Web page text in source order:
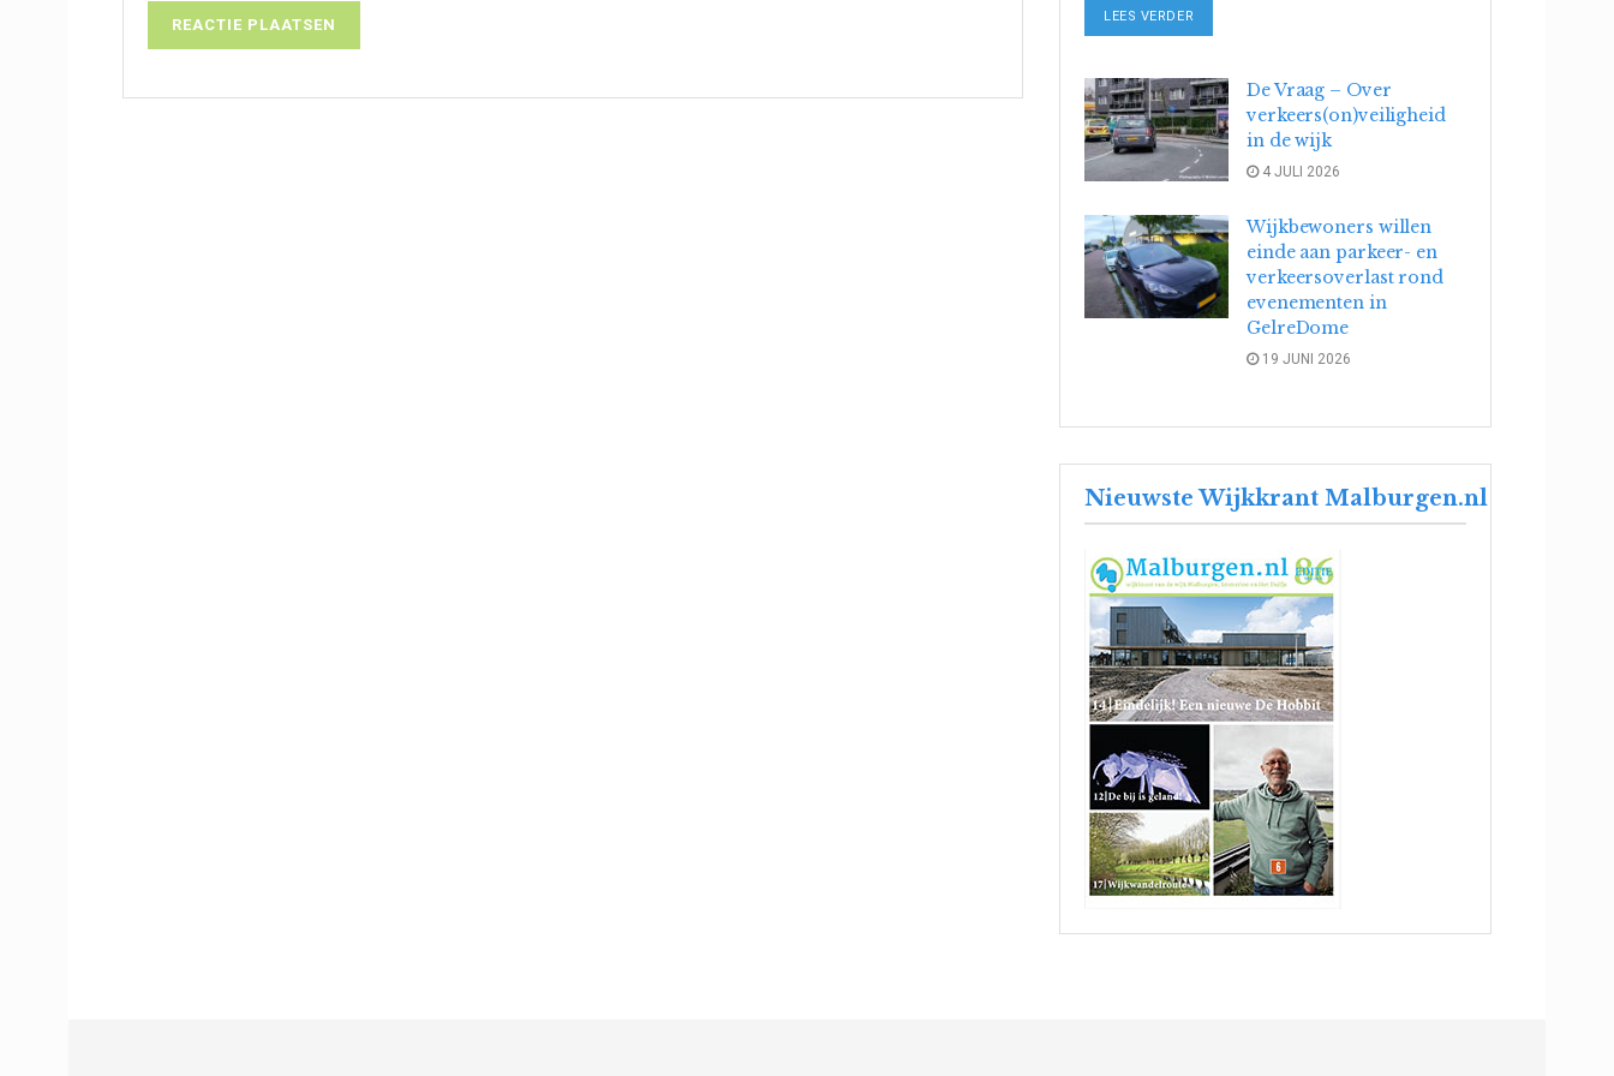
LEES VERDER
De Vraag – Over
verkeers(on)veiligheid
in de wijk
4 JULI 2026
Wijkbewoners willen
einde aan parkeer- en
verkeersoverlast rond
evenementen in
GelreDome
19 JUNI 2026
Nieuwste Wijkkrant Malburgen.nl